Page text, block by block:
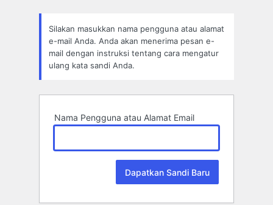
Silakan masukkan nama pengguna atau alamat
e-mail Anda. Anda akan menerima pesan e-
mail dengan instruksi tentang cara mengatur
ulang kata sandi Anda.
Nama Pengguna atau Alamat Email